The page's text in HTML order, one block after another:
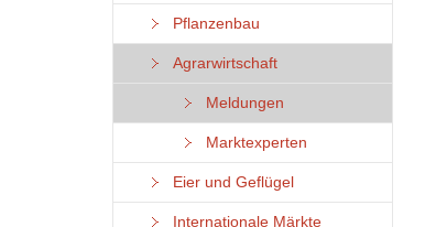
Pflanzenbau
Agrarwirtschaft
Meldungen
Marktexperten
Eier und Geflügel
Internationale Märkte